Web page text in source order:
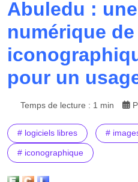
Abuledu :
numérique
pour un
Temps de lecture : 1 min
# logiciels libres #
# iconographique